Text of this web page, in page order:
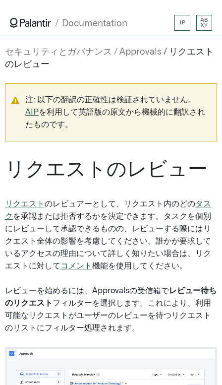
Documentation JP
AB
XY
セキュリティとガバナンス Approvals
リクエスト
のレビュー
注: 以下の翻訳の正確性は検証されていません。
AIPを利用して英語版の原文から機械的に翻訳され
たものです。
リクエストのレビュー
リクエスト のレビュアーとして、リクエスト内のどのタス
ク を承認または拒否するかを決定できます。タスクを個別
にレビューして承認できるものの、レビューする際にはリ
クエスト全体の影響を考慮してください。誰かが要求して
いるアクセスの理由について詳しく知りたい場合は、リク
エストに対して コメント 機能を使用してください。
レビューを始めるには、Approvalsの受信箱でレビュー待ち
のリクエスト フィルターを選択します。これにより、利用
可能なリクエストがユーザーのレビューを待つリクエスト
のリストにフィルター処理されます。